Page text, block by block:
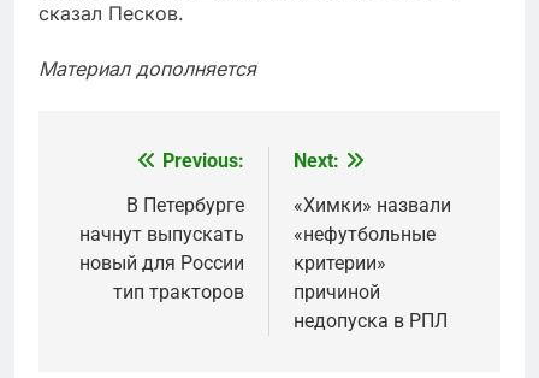
сказал Песков.
Материал дополняется
navigation
Previous:
В Петербурге
начнут выпускать
новый для России
тип тракторов
Next:
«Химки» назвали
«нефутбольные
критерии»
причиной
недопуска в РПЛ